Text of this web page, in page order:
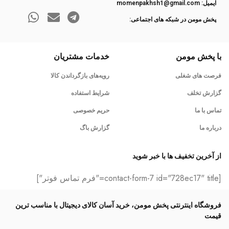
ایمیل: momenpakhsh1@gmail.com
پخش مومن در شبکه های اجتماعی:
با پخش مومن
فرصت های شغلی
گزارش تخلف
تماس با ما
درباره ما
خدمات مشتریان
رویه‌های بازگرداندن کالا
شرایط استفاده
حریم خصوصی
گزارش باگ
از آخرین تخفیف ها با خبر شوید
[contact-form-7 id="728ec17" title="فرم تماس فوتر"]
فروشگاه اینترنتی پخش مومن، خرید آسان کالای دیجیتال با مناسب ترین
قیمت